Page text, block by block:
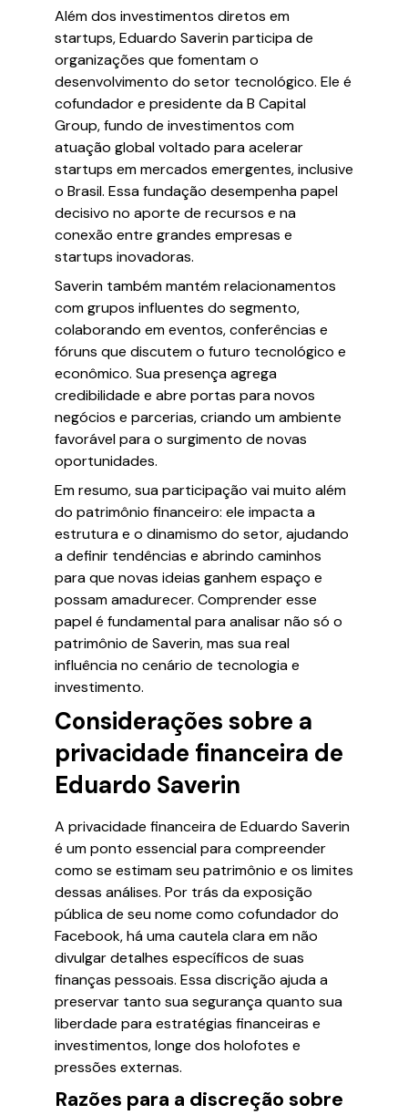
Além dos investimentos diretos em
startups, Eduardo Saverin participa de
organizações que fomentam o
desenvolvimento do setor tecnológico. Ele é
cofundador e presidente da B Capital
Group, fundo de investimentos com
atuação global voltado para acelerar
startups em mercados emergentes, inclusive
o Brasil. Essa fundação desempenha papel
decisivo no aporte de recursos e na
conexão entre grandes empresas e
startups inovadoras.
Saverin também mantém relacionamentos
com grupos influentes do segmento,
colaborando em eventos, conferências e
fóruns que discutem o futuro tecnológico e
econômico. Sua presença agrega
credibilidade e abre portas para novos
negócios e parcerias, criando um ambiente
favorável para o surgimento de novas
oportunidades.
Em resumo, sua participação vai muito além
do patrimônio financeiro: ele impacta a
estrutura e o dinamismo do setor, ajudando
a definir tendências e abrindo caminhos
para que novas ideias ganhem espaço e
possam amadurecer. Comprender esse
papel é fundamental para analisar não só o
patrimônio de Saverin, mas sua real
influência no cenário de tecnologia e
investimento.
Considerações sobre a
privacidade financeira de
Eduardo Saverin
A privacidade financeira de Eduardo Saverin
é um ponto essencial para compreender
como se estimam seu patrimônio e os limites
dessas análises. Por trás da exposição
pública de seu nome como cofundador do
Facebook, há uma cautela clara em não
divulgar detalhes específicos de suas
finanças pessoais. Essa discrição ajuda a
preservar tanto sua segurança quanto sua
liberdade para estratégias financeiras e
investimentos, longe dos holofotes e
pressões externas.
Razões para a discreção sobre